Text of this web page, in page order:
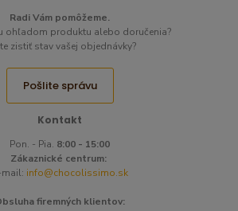
Kontakt
Pon. - Pia. 8:00 - 15:00
Zákaznické centrum:
mail: info@chocolissimo.sk
firemných klientov:
Radi Vám pomôžeme.​
ohľadom produktu alebo doručenia?
zistiť stav vašej objednávky?
Pošlite správu